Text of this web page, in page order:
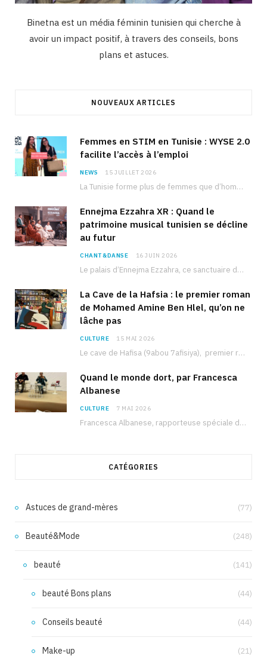
Binetna est un média féminin tunisien qui cherche à
avoir un impact positif, à travers des conseils, bons
plans et astuces.
NOUVEAUX ARTICLES
Femmes en STIM en Tunisie : WYSE 2.0
facilite l’accès à l’emploi
NEWS 15 JUILLET 2026
La Tunisie forme plus de femmes que d’hommes dans les filières scientifiques. Pourtant, pour beaucoup…
Ennejma Ezzahra XR : Quand le
patrimoine musical tunisien se décline
au futur
CHANT&DANSE 16 JUIN 2026
Le palais d’Ennejma Ezzahra, ce sanctuaire de la musique tunisienne et méditerranéenne construit par le…
La Cave de la Hafsia : le premier roman
de Mohamed Amine Ben Hlel, qu’on ne
lâche pas
CULTURE 15 MAI 2026
Le cave de Hafisa (9abou 7afisiya), premier roman du journaliste tunisien Mohamed Amine Ben Hlel,…
Quand le monde dort, par Francesca
Albanese
CULTURE 7 MAI 2026
Francesca Albanese, rapporteuse spéciale de l’ONU sur les territoires palestiniens occupés, était à Tunis pour…
CATÉGORIES
Astuces de grand-mères (77)
Beauté&Mode (248)
beauté (141)
beauté Bons plans (44)
Conseils beauté (44)
Make-up (21)